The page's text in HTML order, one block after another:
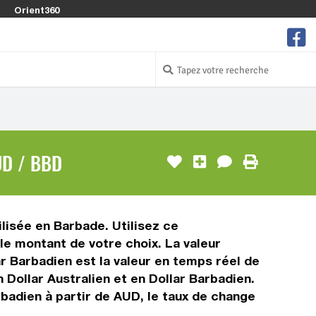
Orient360
/ BBD
en Barbade. Utilisez ce
montant de votre choix. La valeur
Barbadien est la valeur en temps réel de
Australien et en Dollar Barbadien.
à partir de AUD, le taux de change